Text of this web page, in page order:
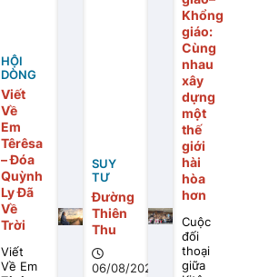
HỘI
DÒNG
Viết
Về
Em
Têrêsa
– Đóa
Quỳnh
Ly Đã
Về
Trời
Viết
Về Em
SUY
TƯ
Đường
Thiên
Thu
06/08/2026
Khổng
giáo:
Cùng
nhau
xây
dựng
một
thế
giới
hài
hòa
hơn
Cuộc
đối
thoại
giữa